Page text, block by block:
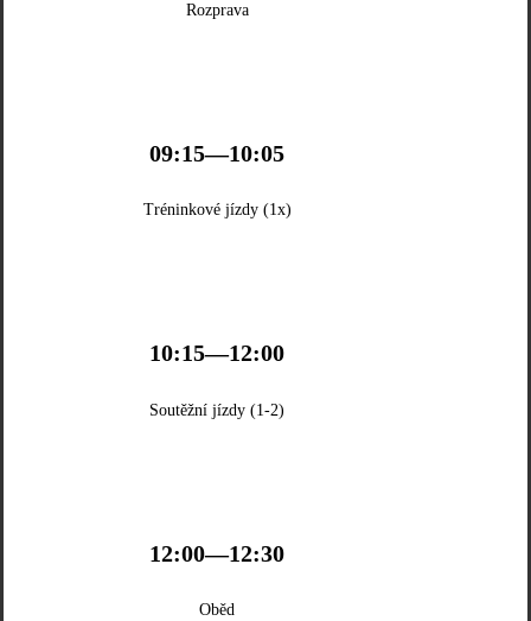
Rozprava
09:15—10:05
Tréninkové jízdy (1x)
10:15—12:00
Soutěžní jízdy (1-2)
12:00—12:30
Oběd